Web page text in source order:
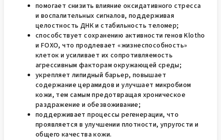
помогает снизить влияние оксидативного стресса
и воспалительных сигналов, поддерживая
целостность ДНК и стабильность теломер;
способствует сохранению активности генов Klotho
и FOXO, что продлевает «жизнеспособность»
клеток и усиливает их сопротивляемость
агрессивным факторам окружающей среды;
укрепляет липидный барьер, повышает
содержание церамидов и улучшает микробиом
кожи, тем самым предотвращая хроническое
раздражение и обезвоживание;
поддерживает процессы регенерации, что
проявляется в улучшении плотности, упругости и
общего качества кожи.